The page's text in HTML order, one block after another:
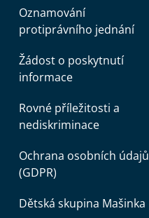
Oznamování
protiprávního jednání
Žádost o poskytnutí
informace
Rovné příležitosti a
nediskriminace
Ochrana osobních údajů
(GDPR)
Dětská skupina Mašinka